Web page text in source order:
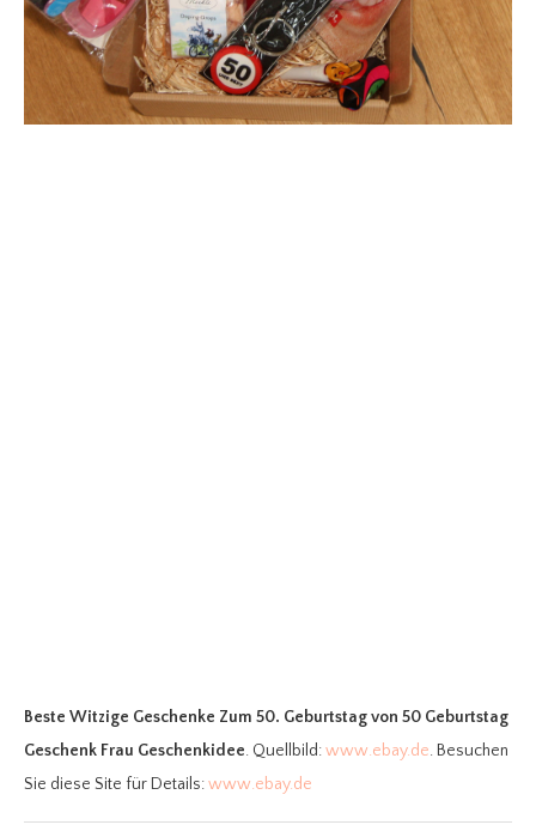
Beste Witzige Geschenke Zum 50. Geburtstagvon 50 Geburtstag
Geschenk Frau Geschenkidee. Quellbild:www.ebay.de. Besuchen
Sie diese Site für Details:www.ebay.de